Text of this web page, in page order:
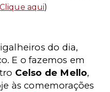
aqui)
do dia,
E o fazemos em
Celso de Mello,
às comemorações